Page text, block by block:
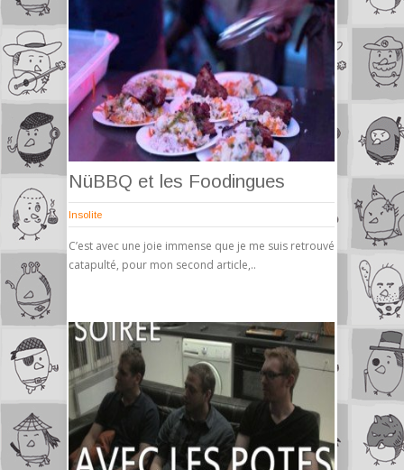
NüBBQ et les Foodingues
Insolite
C’est avec une joie immense que je me suis retrouvé
catapulté, pour mon second article,..